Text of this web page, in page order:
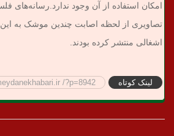
امکان استفاده از آن وجود ندارد. رسانه‌های
تصاویری از لحظه اصابت چندین موشک به
اشغالی منتشر کرده بودند.
لینک کوتاه /?p=8942